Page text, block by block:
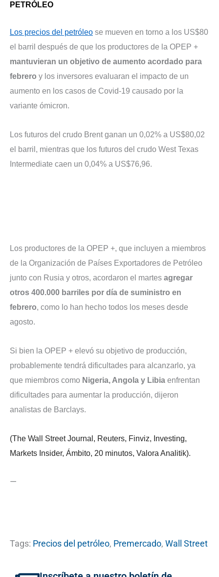
PETRÓLEO
Los precios del petróleo se mueven en torno a los US$80
el barril después de que los productores de la OPEP +
mantuvieran un objetivo de aumento acordado para
febrero y los inversores evaluaran el impacto de un
aumento en los casos de Covid-19 causado por la
variante ómicron.
Los futuros del crudo Brent ganan un 0,02% a US$80,02
el barril, mientras que los futuros del crudo West Texas
Intermediate caen un 0,04% a US$76,96.
Los productores de la OPEP +, que incluyen a miembros
de la Organización de Países Exportadores de Petróleo
junto con Rusia y otros, acordaron el martes agregar
otros 400.000 barriles por día de suministro en
febrero, como lo han hecho todos los meses desde
agosto.
Si bien la OPEP + elevó su objetivo de producción,
probablemente tendrá dificultades para alcanzarlo, ya
que miembros como Nigeria, Angola y Libia enfrentan
dificultades para aumentar la producción, dijeron
analistas de Barclays.
(The Wall Street Journal, Reuters, Finviz, Investing,
Markets Insider, Ámbito, 20 minutos, Valora Analitik).
—
Tags: Precios del petróleo, Premercado, Wall Street